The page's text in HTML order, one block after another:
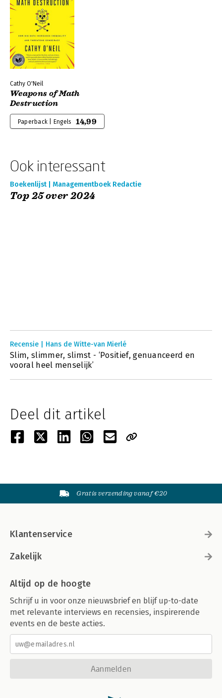
Cathy O'Neil
Weapons of Math
Destruction
Paperback | Engels 14,99
Ook interessant
Boekenlijst | Managementboek Redactie
Top 25 over 2024
Recensie | Hans de Witte-van Mierlé
Slim, slimmer, slimst - ‘Positief, genuanceerd en
vooral heel menselijk’
Deel dit artikel
Gratis verzending vanaf €20
Klantenservice
Zakelijk
Altijd op de hoogte
Schrijf u in voor onze nieuwsbrief en blijf up-to-date
met relevante interviews en recensies, inspirerende
events en de beste acties.
Aanmelden